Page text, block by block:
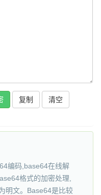
复制
编码,base64在线解
格式的加密处理,
明文。Base64是比较